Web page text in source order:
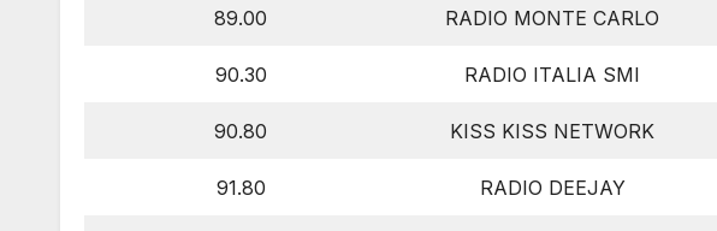
89.00 RADIO MONTE CARLO
90.30 RADIO ITALIA SMI
90.80 KISS KISS NETWORK
91.80 RADIO DEEJAY